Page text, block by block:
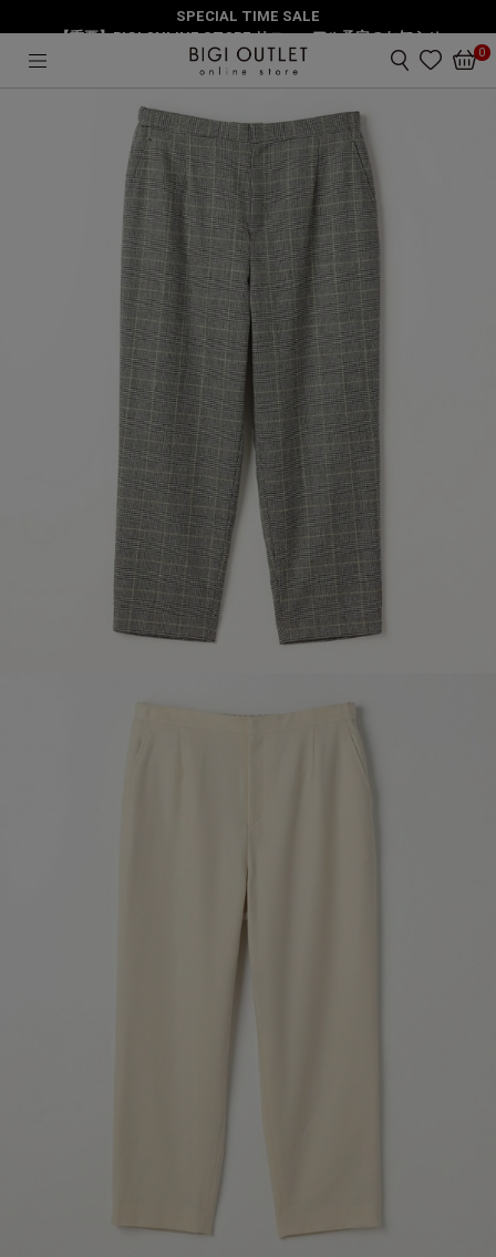
SPECIAL TIME SALE
【重要】BIGI ONLINE STORE リニューアル予定のお知らせ
0
パンツ
【大きいサイズ】ハイカウントサキソニーテーパードパンツ